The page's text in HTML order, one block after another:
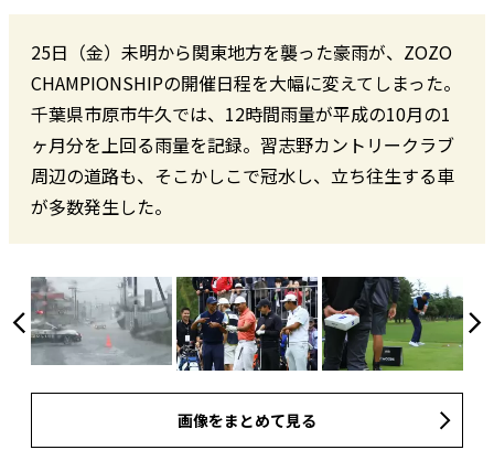
25日（金）未明から関東地方を襲った豪雨が、ZOZO
CHAMPIONSHIPの開催日程を大幅に変えてしまった。
千葉県市原市牛久では、12時間雨量が平成の10月の1
ヶ月分を上回る雨量を記録。習志野カントリークラブ
周辺の道路も、そこかしこで冠水し、立ち往生する車
が多数発生した。
画像をまとめて見る